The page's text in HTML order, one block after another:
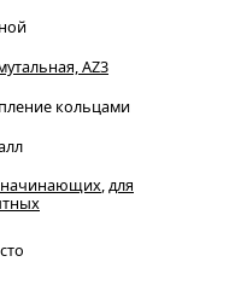
AZ3
кольцами
начинающих,для